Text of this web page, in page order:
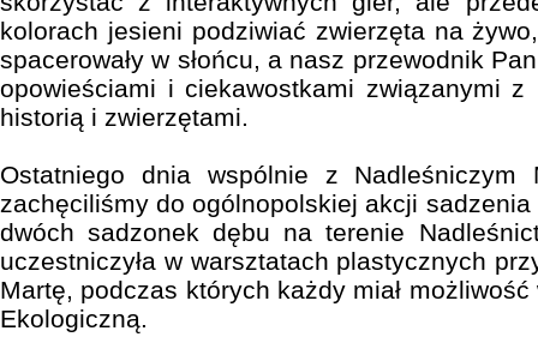
kolorach jesieni podziwiać zwierzęta na
spacerowały w słońcu, a nasz przewodnik
opowieściami i ciekawostkami związanymi z
historią i zwierzętami.
Ostatniego dnia wspólnie z Nadleśniczym
zachęciliśmy do ogólnopolskiej akcji
dwóch sadzonek dębu na terenie
uczestniczyła w warsztatach plastycznych
Martę, podczas których każdy miał
Ekologiczną.